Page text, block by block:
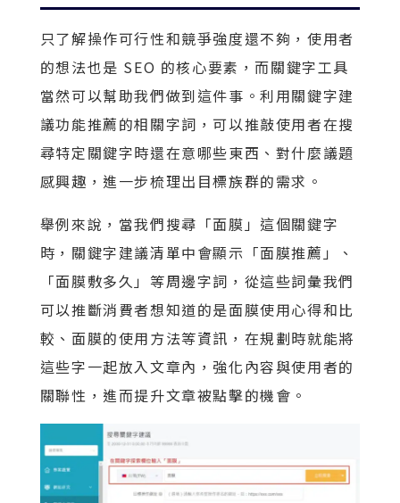
只了解操作可行性和競爭強度還不夠，使用者
的想法也是 SEO 的核心要素，而關鍵字工具
當然可以幫助我們做到這件事。利用關鍵字建
議功能推薦的相關字詞，可以推敲使用者在搜
尋特定關鍵字時還在意哪些東西、對什麼議題
感興趣，進一步梳理出目標族群的需求。
舉例來說，當我們搜尋「面膜」這個關鍵字
時，關鍵字建議清單中會顯示「面膜推薦」、
「面膜敷多久」等周邊字詞，從這些詞彙我們
可以推斷消費者想知道的是面膜使用心得和比
較、面膜的使用方法等資訊，在規劃時就能將
這些字一起放入文章內，強化內容與使用者的
關聯性，進而提升文章被點擊的機會。